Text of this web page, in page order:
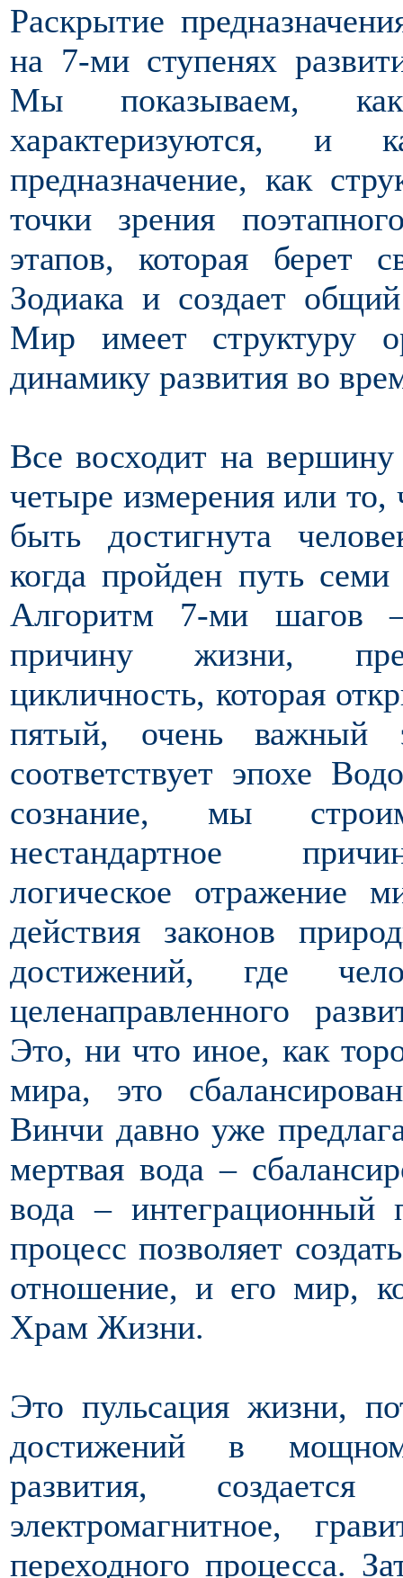
Раскрытие
на 7-ми ступенях
Мы показываем,
характеризуются, и
предназначение, как
точки зрения
этапов, которая берет
Зодиака и создает
Мир имеет структуру
динамику развития во
Все восходит на
четыре измерения или то,
быть достигнута
когда пройден путь
Алгоритм 7-ми шагов
причину жизни,
цикличность, которая
пятый, очень важный
соответствует эпохе
сознание, мы
нестандартное
логическое отражение
действия законов
достижений, где
целенаправленного
Это, ни что иное, как
мира, это
Винчи давно уже
мертвая вода–
вода – интеграционный
процесс позволяет
отношение, и его мир,
Храм Жизни.
Это пульсация жизни,
достижений в мощном
развития, создается
электромагнитное,
переходного процесса.